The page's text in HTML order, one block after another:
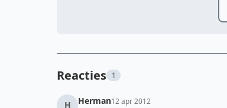
Reacties 1
H Herman12 apr 2012